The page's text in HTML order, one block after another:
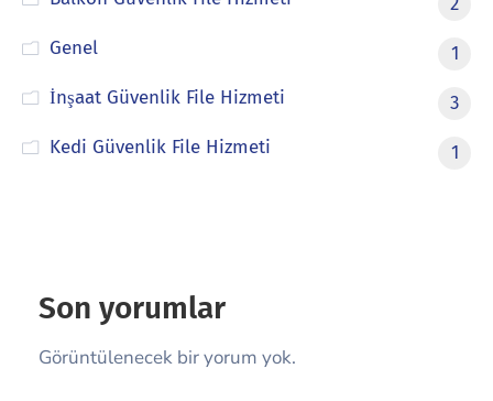
Genel
1
İnşaat Güvenlik File Hizmeti
3
Kedi Güvenlik File Hizmeti
1
Son yorumlar
Görüntülenecek bir yorum yok.